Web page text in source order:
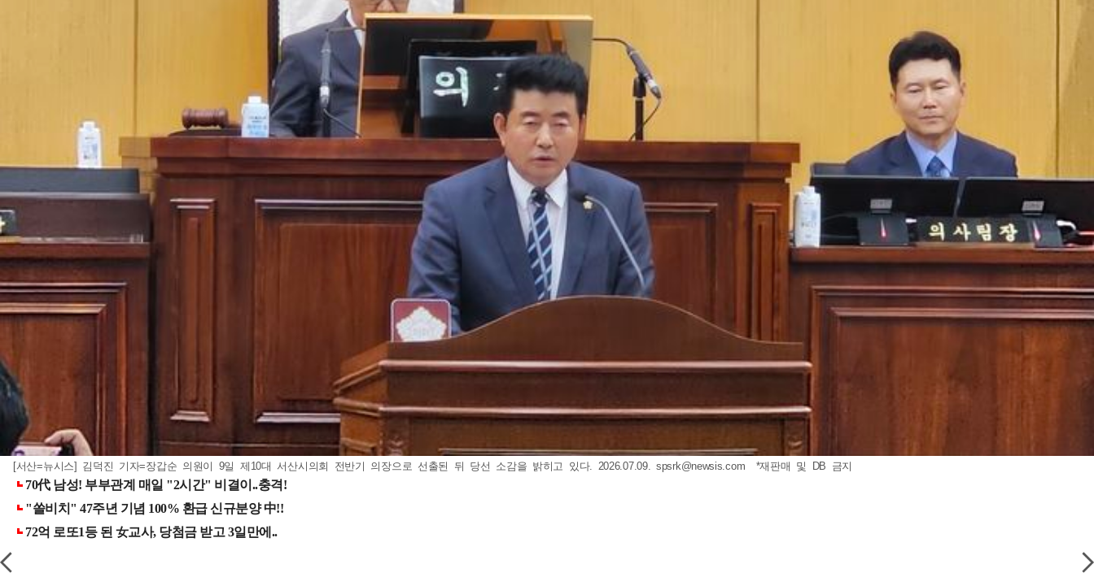
[서산=뉴시스] 김덕진 기자=장갑순 의원이 9일 제10대 서산시의회 전반기 의장으로 선출된 뒤 당선 소감을 밝히고 있다. 2026.07.09.spsrk@newsis.com *재판매 및 DB 금지